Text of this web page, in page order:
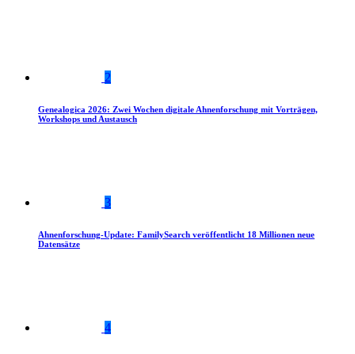
2
Genealogica 2026: Zwei Wochen digitale Ahnenforschung mit Vorträgen,
Workshops und Austausch
3
Ahnenforschung-Update: FamilySearch veröffentlicht 18 Millionen neue
Datensätze
4